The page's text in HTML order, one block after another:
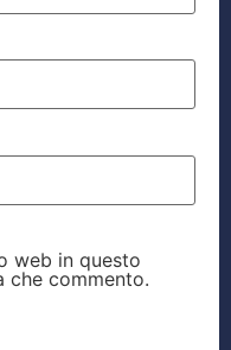
web in questo
che commento.